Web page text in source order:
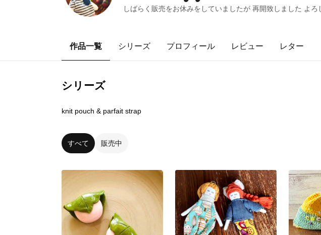
しばらく販売をお休みをしていましたが 再開致しました よろ
作品一覧 シリーズ プロフィール レビュー レター
シリーズ
knit pouch & parfait strap
すべて 販売中